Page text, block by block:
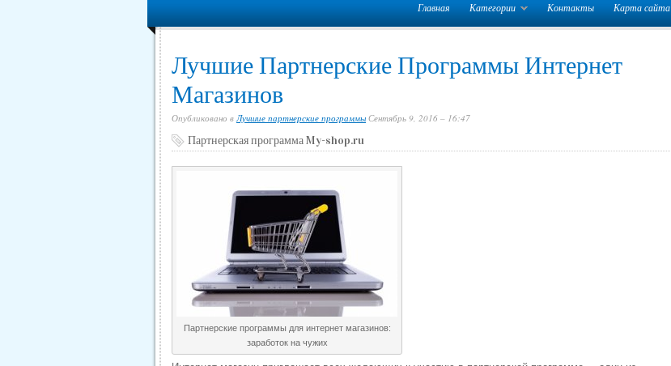
Главная Категории Контакты Карта сайта
Лучшие Партнерские Программы Интернет
Магазинов
Опубликовано вЛучшие партнерские программы Сентябрь 9, 2016 – 16:47
Партнерская программа My-shop.ru
Партнерские программы для интернет магазинов:
заработок на чужих